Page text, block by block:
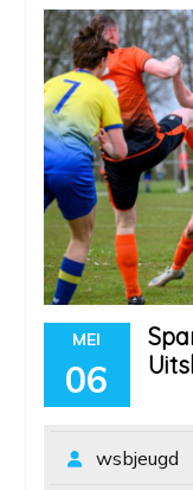
MEI
06
wsbjeugd